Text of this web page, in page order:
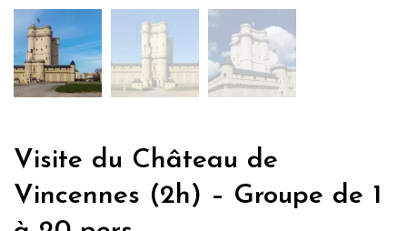
Visite du Château de
Vincennes (2h) – Groupe de 1